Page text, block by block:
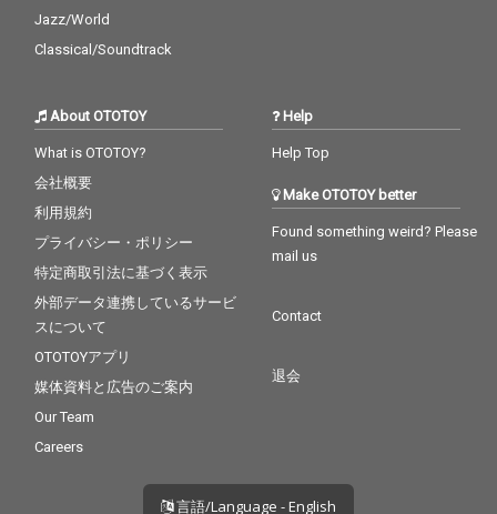
Jazz/World
Classical/Soundtrack
About OTOTOY
What is OTOTOY?
会社概要
利用規約
プライバシー・ポリシー
特定商取引法に基づく表示
外部データ連携しているサービ
スについて
OTOTOYアプリ
媒体資料と広告のご案内
Our Team
Careers
Help
Help Top
Make OTOTOY better
Found something weird? Please
mail us
Contact
退会
言語/Language - English